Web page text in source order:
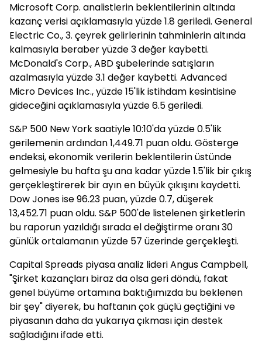
Microsoft Corp. analistlerin beklentilerinin altında
kazanç verisi açıklamasıyla yüzde 1.8 geriledi. General
Electric Co., 3. çeyrek gelirlerinin tahminlerin altında
kalmasıyla beraber yüzde 3 değer kaybetti.
McDonald's Corp., ABD şubelerinde satışların
azalmasıyla yüzde 3.1 değer kaybetti. Advanced
Micro Devices Inc., yüzde 15'lik istihdam kesintisine
gideceğini açıklamasıyla yüzde 6.5 geriledi.
S&P 500 New York saatiyle 10:10'da yüzde 0.5'lik
gerilemenin ardından 1,449.71 puan oldu. Gösterge
endeksi, ekonomik verilerin beklentilerin üstünde
gelmesiyle bu hafta şu ana kadar yüzde 1.5'lik bir çıkış
gerçekleştirerek bir ayın en büyük çıkışını kaydetti.
Dow Jones ise 96.23 puan, yüzde 0.7, düşerek
13,452.71 puan oldu. S&P 500'de listelenen şirketlerin
bu raporun yazıldığı sırada el değiştirme oranı 30
günlük ortalamanın yüzde 57 üzerinde gerçekleşti.
Capital Spreads piyasa analiz lideri Angus Campbell,
"Şirket kazançları biraz da olsa geri döndü, fakat
genel büyüme ortamına baktığımızda bu beklenen
bir şey" diyerek, bu haftanın çok güçlü geçtiğini ve
piyasanın daha da yukarıya çıkması için destek
sağladığını ifade etti.